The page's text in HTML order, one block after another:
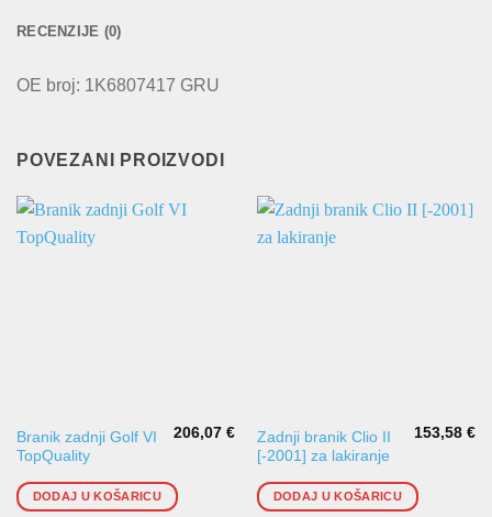
RECENZIJE (0)
OE broj: 1K6807417 GRU
POVEZANI PROIZVODI
Branik zadnji Golf VI
TopQuality
206,07€
DODAJ U KOŠARICU
Zadnji branik Clio II
[-2001] za lakiranje
153,58€
DODAJ U KOŠARICU